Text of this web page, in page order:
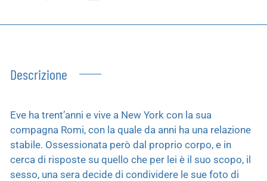
Descrizione
Eve ha trent’anni e vive a New York con la sua
compagna Romi, con la quale da anni ha una relazione
stabile. Ossessionata però dal proprio corpo, e in
cerca di risposte su quello che per lei è il suo scopo, il
sesso, una sera decide di condividere le sue foto di